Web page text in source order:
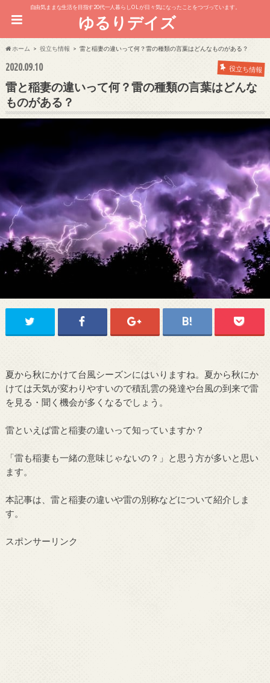
自由気ままな生活を目指す20代一人暮らしOL が日々気になったことをつづっています。
ゆるりデイズ
ホーム 役立ち情報 雷と稲妻の違いって何？雷の種類の言葉はどんなものがある？
2020.09.10 役立ち情報
雷と稲妻の違いって何？雷の種類の言葉はどんな
ものがある？
夏から秋にかけて台風シーズンにはいりますね。夏から秋にか
けては天気が変わりやすいので積乱雲の発達や台風の到来で雷
を見る・聞く機会が多くなるでしょう。
雷といえば雷と稲妻の違いって知っていますか？
「雷も稲妻も一緒の意味じゃないの？」と思う方が多いと思い
ます。
本記事は、雷と稲妻の違いや雷の別称などについて紹介しま
す。
スポンサーリンク